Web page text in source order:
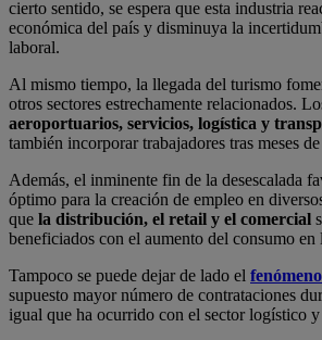
cierto sentido, se espera que esta industria
económica del país y disminuya la
laboral.
Al mismo tiempo, la llegada del turismo
otros sectores estrechamente relacionados.
aeroportuarios, servicios, logística y
también incorporar trabajadores tras meses
Además, el inminente fin de la desescalada
óptimo para la creación de empleo en
que la distribución, el retail y el comercial
beneficiados con el aumento del consumo en
Tampoco se puede dejar de lado el fenómeno
supuesto mayor número de contrataciones
igual que ha ocurrido con el sector logístico